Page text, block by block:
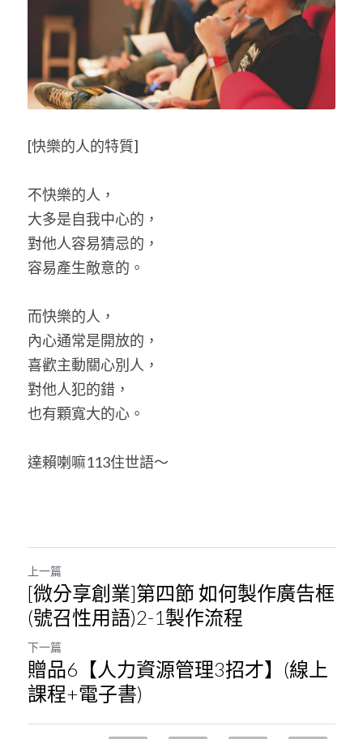
POWERED BY
[快樂的人的特質]
不快樂的人，
大多是自我中心的，
對他人容易猜忌的，
容易產生敵意的。
而快樂的人，
內心通常是開放的，
喜歡主動關心別人，
對他人犯的錯，
也有顆寬大的心。
達賴喇嘛113住世語～
上一篇
[微分享創業]第四節 如何製作廣告框
(號召性用語)2-1製作流程
下一篇
贈品6【人力資源管理3招才】(線上
課程+電子書)